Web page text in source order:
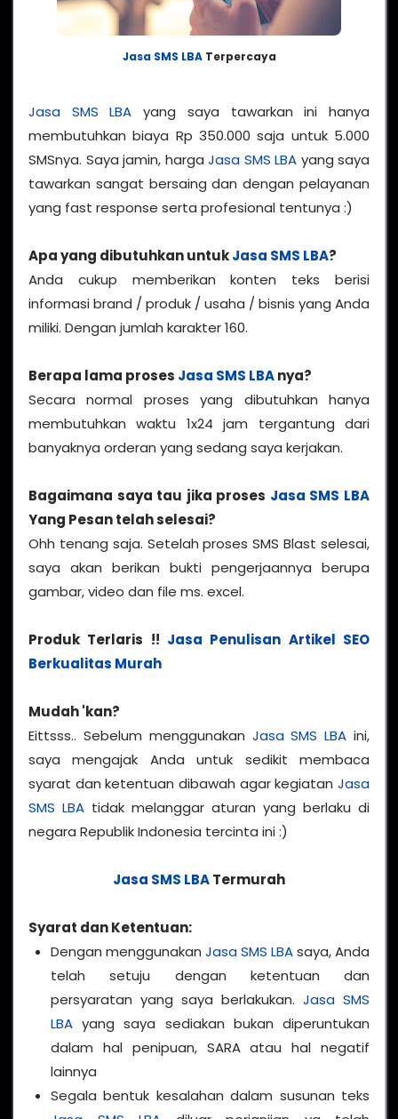
Jasa SMS LBATerpercaya
Jasa SMS LBA yang saya tawarkan ini hanya
membutuhkan biaya Rp 350.000 saja untuk 5.000
SMSnya. Saya jamin, harga Jasa SMS LBA yang saya
tawarkan sangat bersaing dan dengan pelayanan
yang fast response serta profesional tentunya :)
Apa yang dibutuhkan untukJasa SMS LBA?
Anda cukup memberikan konten teks berisi
informasi brand / produk / usaha / bisnis yang Anda
miliki. Dengan jumlah karakter 160.
Berapa lama proses Jasa SMS LBAnya?
Secara normal proses yang dibutuhkan hanya
membutuhkan waktu 1x24 jam tergantung dari
banyaknya orderan yang sedang saya kerjakan.
Bagaimana saya tau jika proses Jasa SMS LBA
Yang Pesan telah selesai?
Ohh tenang saja. Setelah proses SMS Blast selesai,
saya akan berikan bukti pengerjaannya berupa
gambar, video dan file ms. excel.
Produk Terlaris !! Jasa Penulisan Artikel SEO
Berkualitas Murah
Mudah 'kan?
Eittsss.. Sebelum menggunakan Jasa SMS LBA ini,
saya mengajak Anda untuk sedikit membaca
syarat dan ketentuan dibawah agar kegiatan Jasa
SMS LBA tidak melanggar aturan yang berlaku di
negara Republik Indonesia tercinta ini :)
Jasa SMS LBATermurah
Syarat dan Ketentuan:
Dengan menggunakan Jasa SMS LBAsaya, Anda
telah setuju dengan ketentuan dan
persyaratan yang saya berlakukan. Jasa SMS
LBA yang saya sediakan bukan diperuntukan
dalam hal penipuan, SARA atau hal negatif
lainnya
Segala bentuk kesalahan dalam susunan teks